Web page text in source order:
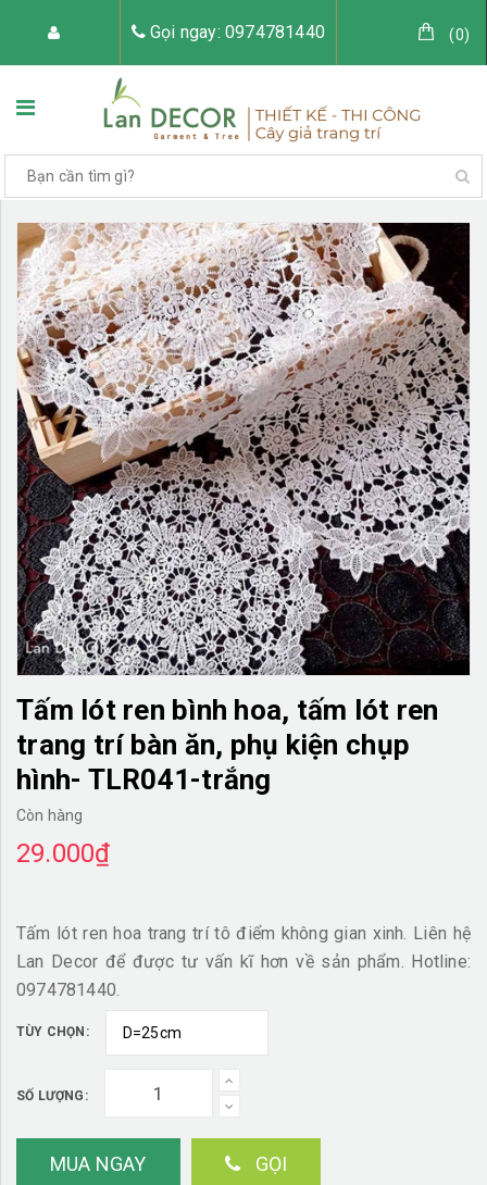
Gọi ngay: 0974781440 (0)
TRANG CHỦ VỀ LAN DECOR
CÂY GIẢ TRANG TRÍ TIỂU CẢNH CÂY GIẢ
TƯỜNG CÂY GIẢ KHĂN TRẢI BÀN
TƯ VẤN LIÊN HỆ
Tấm lót ren bình hoa, tấm lót ren
trang trí bàn ăn, phụ kiện chụp
hình- TLR041-trắng
Còn hàng
29.000₫
Tấm lót ren hoa trang trí tô điểm không gian xinh. Liên hệ
Lan Decor để được tư vấn kĩ hơn về sản phẩm. Hotline:
0974781440.
TÙY CHỌN:
SỐ LƯỢNG:
MUA NGAY GỌI